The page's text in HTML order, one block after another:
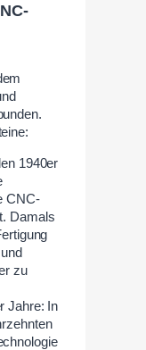
1940er
CNC-
Damals
zu
Jahre: In